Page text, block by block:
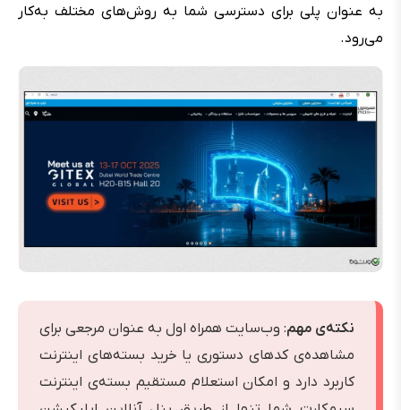
به عنوان پلی برای دسترسی شما به روش‌های مختلف به‌کار
می‌رود.
نکته‌ی مهم: وب‌سایت همراه اول به عنوان مرجعی برای
مشاهده‌ی کدهای دستوری یا خرید بسته‌های اینترنت
کاربرد دارد و امکان استعلام مستقیم بسته‌ی اینترنت